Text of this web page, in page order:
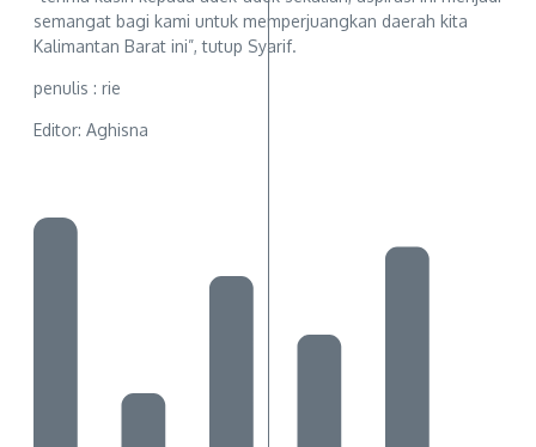
semangat bagi kami untuk memperjuangkan daerah kita
Kalimantan Barat ini”, tutup Syarif.
penulis : rie
Editor: Aghisna